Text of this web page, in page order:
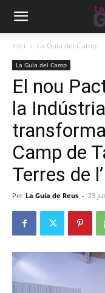
Inici La Guia del Camp
La Guia del Camp
El nou
la
Camp de
Terres de
Per La Guia de Reus - 23